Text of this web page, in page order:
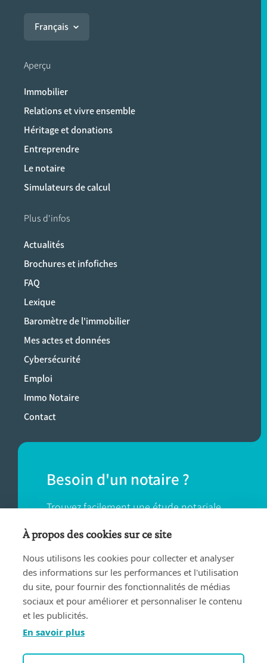
Français
Aperçu
Immobilier
Relations et vivre ensemble
Héritage et donations
Entreprendre
Le notaire
Simulateurs de calcul
Plus d'infos
Actualités
Brochures et infofiches
FAQ
Lexique
Baromètre de l'immobilier
Mes actes et données
Cybersécurité
Emploi
Immo Notaire
Contact
Besoin d'un notaire ?
Trouvez facilement une étude notariale
près de chez vous.
TROUVER UN NOTAIRE
Conditions d'utilisation
À propos des cookies sur ce site
Nous utilisons les cookies pour collecter et analyser
des informations sur les performances et l'utilisation
du site, pour fournir des fonctionnalités de médias
sociaux et pour améliorer et personnaliser le contenu
et les publicités.
En savoir plus